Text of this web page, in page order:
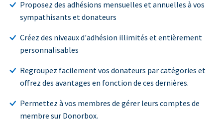
Proposez des adhésions mensuelles et annuelles à vos
sympathisants et donateurs
Créez des niveaux d'adhésion illimités et entièrement
personnalisables
Regroupez facilement vos donateurs par catégories et
offrez des avantages en fonction de ces dernières.
Permettez à vos membres de gérer leurs comptes de
membre sur Donorbox.